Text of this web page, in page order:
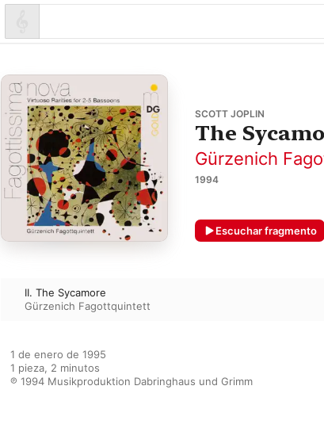
SCOTT JOPLIN
The
Gürzenich
1994
Escuchar fragmento
II. The Sycamore
Gürzenich Fagottquintett
1 de enero de 1995
1 pieza, 2 minutos
℗ 1994 Musikproduktion Dabringhaus und Grimm